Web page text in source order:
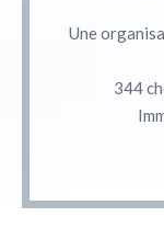
Une
344